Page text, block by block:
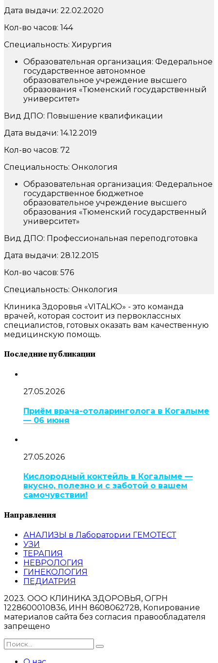
Дата выдачи: 22.02.2020
Кол-во часов: 144
Специальность: Хирургия
Образовательная организация: Федеральное
государственное автономное
образовательное учреждение высшего
образования «Тюменский государственный
университет»
Вид ДПО: Повышение квалификации
Дата выдачи: 14.12.2019
Кол-во часов: 72
Специальность: Онкология
Образовательная организация: Федеральное
государственное бюджетное
образовательное учреждение высшего
образования «Тюменский государственный
университет»
Вид ДПО: Профессиональная переподготовка
Дата выдачи: 28.12.2015
Кол-во часов: 576
Специальность: Онкология
Клиника Здоровья «VITALKO» - это команда
врачей, которая состоит из первоклассных
специалистов, готовых оказать вам качественную
медицинскую помощь.
Последние публикации
27.05.2026
Приём врача-отоларинголога в Когалыме
— 06 июня
27.05.2026
Кислородный коктейль в Когалыме —
вкусно, полезно и с заботой о вашем
самочувствии!
Направления
АНАЛИЗЫ в Лаборатории ГЕМОТЕСТ
УЗИ
ТЕРАПИЯ
НЕВРОЛОГИЯ
ГИНЕКОЛОГИЯ
ПЕДИАТРИЯ
2023. ООО КЛИНИКА ЗДОРОВЬЯ, ОГРН
1228600010836, ИНН 8608062728, Копирование
материалов сайта без согласия правообладателя
запрещено